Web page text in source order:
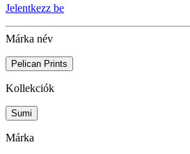
Jelentkezz be
Márka név
Pelican Prints
Kollekciók
Sumi
Márka